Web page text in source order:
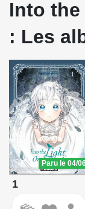
Into
: Les
Paru le 04/
1